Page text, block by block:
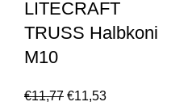
LITECRAFT
TRUSS Halbkoni
M10
€11,77 €11,53